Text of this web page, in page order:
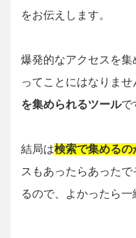
をお伝えします。
爆発的なアクセスを集
ってことにはなりませ
を集められるツールで
結局は検索で集めるの
スもあったらあった
るので、よかったら一